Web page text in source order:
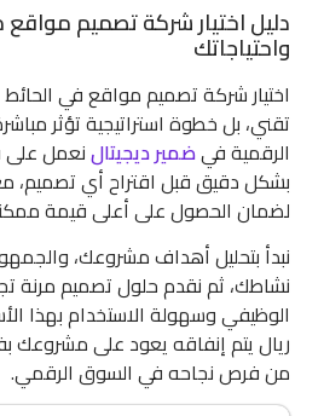
دليل اختيار شركة تصميم مواقع
واحتياجاتك
اختيار شركة تصميم مواقع في الحائط
تقني، بل خطوة استراتيجية تؤثر
الرقمية في ضمير ديجيتالنعمل على
بشكل دقيق قبل اقتراح أي تصميم، مع
لضمان الحصول على أعلى قيمة ممكنة
نبدأ بتحليل أهداف مشروعك،
نشاطك، ثم نقدم حلول تصميم مرنة
الوظيفي وسهولة الاستخدام بهذا
ريال يتم إنفاقه يعود على مشروعك
من فرص نجاحه في السوق الرقمي.